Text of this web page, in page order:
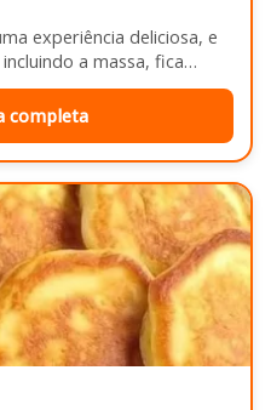
experiência deliciosa, e
a massa, fica
completa